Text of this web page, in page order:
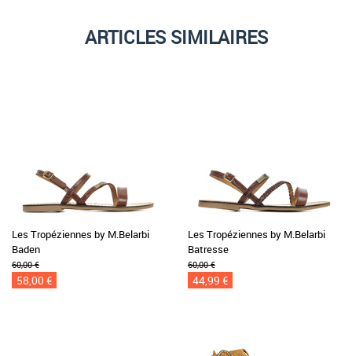
ARTICLES SIMILAIRES
Les Tropéziennes by M.Belarbi
Baden
60,00 €
58,00 €
Les Tropéziennes by M.Belarbi
Batresse
60,00 €
44,99 €